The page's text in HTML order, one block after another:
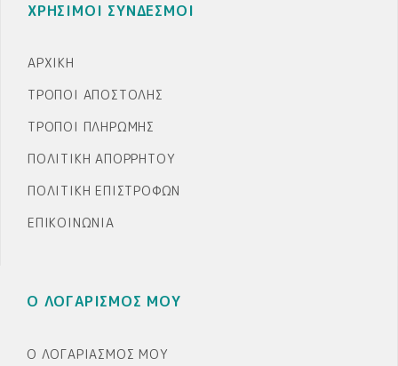
ΧΡΗΣΙΜΟΙ ΣΥΝΔΕΣΜΟΙ
ΑΡΧΙΚΉ
ΤΡΌΠΟΙ ΑΠΟΣΤΟΛΉΣ
ΤΡΌΠΟΙ ΠΛΗΡΩΜΉΣ
ΠΟΛΙΤΙΚΉ ΑΠΟΡΡΉΤΟΥ
ΠΟΛΙΤΙΚΉ ΕΠΙΣΤΡΟΦΏΝ
ΕΠΙΚΟΙΝΩΝΊΑ
Ο ΛΟΓΑΡΙΣΜΟΣ ΜΟΥ
Ο ΛΟΓΑΡΙΑΣΜΌΣ ΜΟΥ